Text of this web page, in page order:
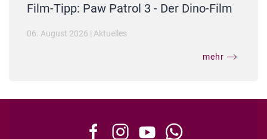
Film-Tipp: Paw Patrol 3 - Der Dino-Film
06. August 2026 | Aktuelles
mehr